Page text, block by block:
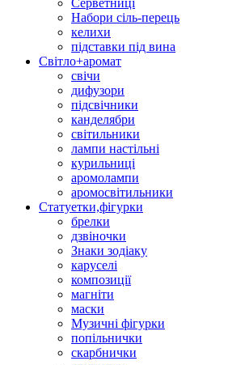
Серветниці
Набори сіль-перець
келихи
підставки під вина
Світло+аромат
свічи
дифузори
підсвічники
канделябри
світильники
лампи настільні
курильниці
аромолампи
аромосвітильники
Статуетки,фігурки
брелки
дзвіночки
Знаки зодіаку
каруселі
композиції
магніти
маски
Музичні фігурки
попільнички
скарбнички